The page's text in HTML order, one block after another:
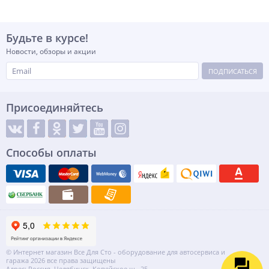
Будьте в курсе!
Новости, обзоры и акции
ПОДПИСАТЬСЯ
Присоединяйтесь
Способы оплаты
© Интернет магазин Все Для Сто - оборудование для автосервиса и
гаража 2026 все права защищены